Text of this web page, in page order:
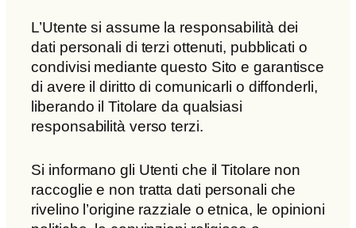
L’Utente si assume la responsabilità dei
dati personali di terzi ottenuti, pubblicati o
condivisi mediante questo Sito e garantisce
di avere il diritto di comunicarli o diffonderli,
liberando il Titolare da qualsiasi
responsabilità verso terzi.
Si informano gli Utenti che il Titolare non
raccoglie e non tratta dati personali che
rivelino l’origine razziale o etnica, le opinioni